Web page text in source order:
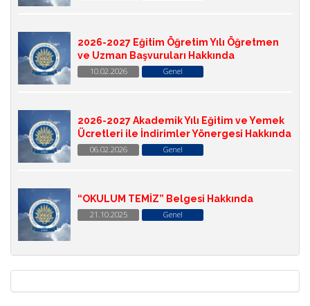
2026-2027 Eğitim Öğretim Yılı Öğretmen
ve Uzman Başvuruları Hakkında
10.02.2026 Genel
2026-2027 Akademik Yılı Eğitim ve Yemek
Ücretleri ile İndirimler Yönergesi Hakkında
06.02.2026 Genel
“OKULUM TEMİZ” Belgesi Hakkında
21.10.2025 Genel